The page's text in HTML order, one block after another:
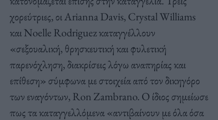
χορεύτριες, οι Arianna Davis, Crystal Williams
και Noelle Rodriguez καταγγέλλουν
«σεξουαλική, θρησκευτική και φυλετική
παρενόχληση, διακρίσεις λόγω αναπηρίας και
επίθεση» σύμφωνα με στοιχεία από τον δικηγόρο
των εναγόντων, Ron Zambrano. Ο ίδιος σημείωσε
πως τα καταγγελλόμενα «αντιβαίνουν με όλα όσα